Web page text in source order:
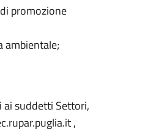
promozione
ambientale;
ai suddetti Settori,
,